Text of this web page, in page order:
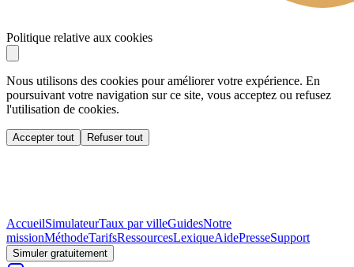
Politique relative aux cookies
Nous utilisons des cookies pour améliorer votre expérience. En
poursuivant votre navigation sur ce site, vous acceptez ou refusez
l'utilisation de cookies.
Accepter tout Refuser tout
AccueilSimulateurTaux par villeGuidesNotre
missionMéthodeTarifsRessourcesLexiqueAidePresseSupport
Simuler gratuitement